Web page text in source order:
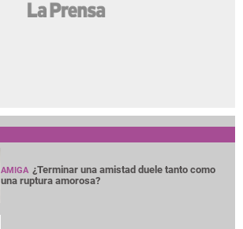
AMIGA ¿Terminar una amistad duele tanto como
una ruptura amorosa?